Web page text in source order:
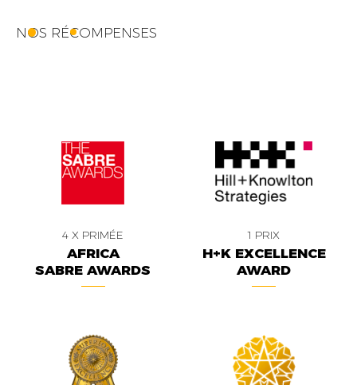
NOS RÉCOMPENSES
4 X PRIMÉE
AFRICA
SABRE AWARDS
1 PRIX
H+K EXCELLENCE
AWARD